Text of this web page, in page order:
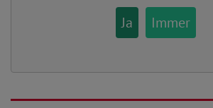
Ja
Immer